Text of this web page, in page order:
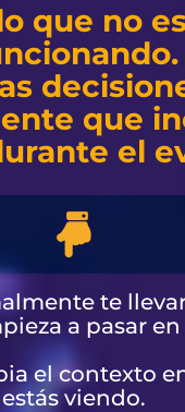
que no
que
el
te
a pasar en
el contexto
estás viendo.